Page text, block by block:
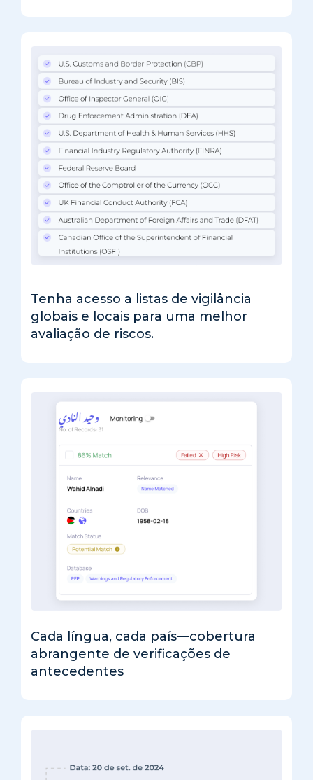
Tenha acesso a listas de vigilância
globais e locais para uma melhor
avaliação de riscos.
Cada língua, cada país—cobertura
abrangente de verificações de
antecedentes